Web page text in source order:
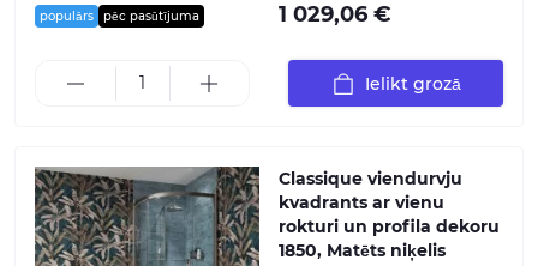
populārs pēc pasūtījuma 1 029,06 €
Ielikt grozā
Classique viendurvju
kvadrants ar vienu
rokturi un profila dekoru
1850, Matēts niķelis